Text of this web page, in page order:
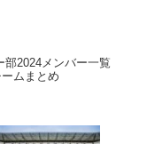
部2024メンバー一覧
ムまとめ